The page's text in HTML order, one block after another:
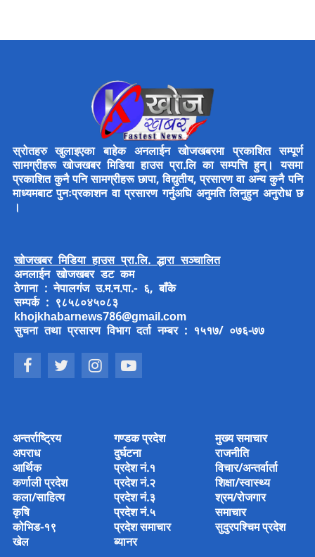
स्रोतहरु खुलाइएका बाहेक अनलाईन खोजखबरमा प्रकाशित सम्पूर्ण
सामग्रीहरू खोजखबर मिडिया हाउस प्रा.लि का सम्पत्ति हुन्। यसमा
प्रकाशित कुनै पनि सामग्रीहरू छापा, विद्युतीय, प्रसारण वा अन्य कुनै पनि
माध्यमबाट पुनःप्रकाशन वा प्रसारण गर्नुअघि अनुमति लिनुहुन अनुरोध छ
।
खोजखबर मिडिया हाउस प्रा.लि. द्धारा सञ्चालित
अनलाईन खोजखबर डट कम
ठेगाना : नेपालगंज उ.म.न.पा.- ६, बाँके
सम्पर्क : ९८५८०४५०८३
khojkhabarnews786@gmail.com
सुचना तथा प्रसारण विभाग दर्ता नम्बर : १५१७/ ०७६-७७
अन्तर्राष्ट्रिय
अपराध
आर्थिक
कर्णाली प्रदेश
कला/साहित्य
कृषि
कोभिड-१९
खेल
गण्डक प्रदेश
दुर्घटना
प्रदेश नं.१
प्रदेश नं.२
प्रदेश नं.३
प्रदेश नं.५
प्रदेश समाचार
ब्यानर
मुख्य समाचार
राजनीति
विचार/अन्तर्वार्ता
शिक्षा/स्वास्थ्य
श्रम/रोजगार
समाचार
सुदुरपश्चिम प्रदेश